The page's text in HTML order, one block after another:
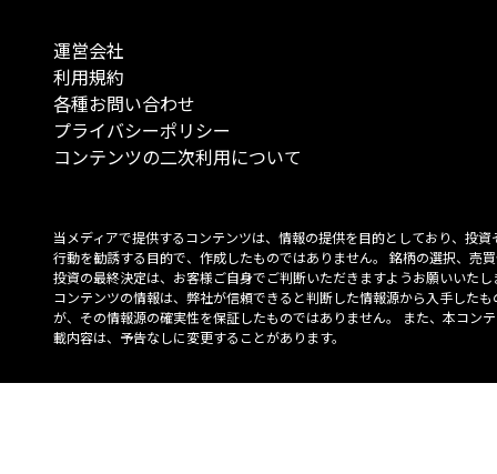
運営会社
利用規約
各種お問い合わせ
プライバシーポリシー
コンテンツの二次利用について
当メディアで提供するコンテンツは、情報の提供を目的としており、投資
行動を勧誘する目的で、作成したものではありません。 銘柄の選択、売
投資の最終決定は、お客様ご自身でご判断いただきますようお願いいたし
コンテンツの情報は、弊社が信頼できると判断した情報源から入手したも
が、その情報源の確実性を保証したものではありません。 また、本コン
載内容は、予告なしに変更することがあります。